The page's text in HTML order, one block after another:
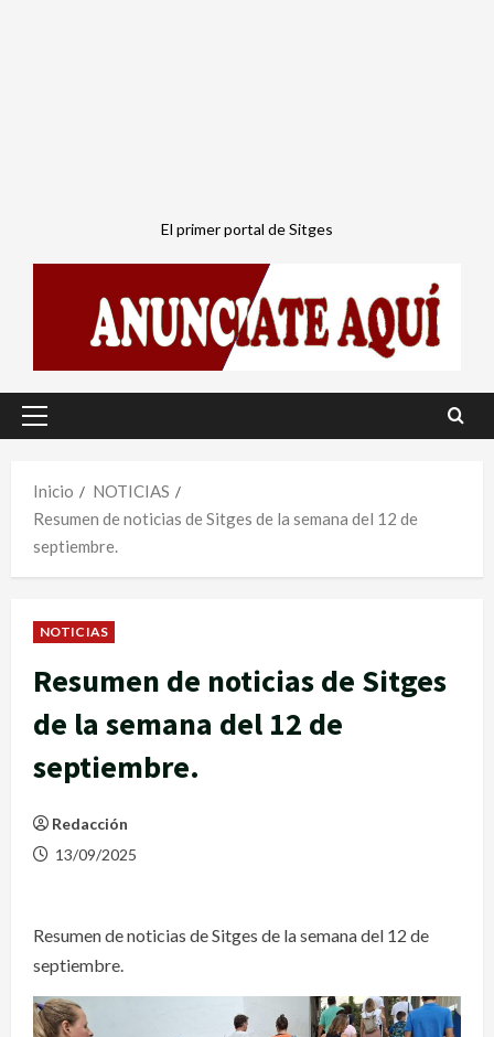
El primer portal de Sitges
Menú
Inicio
NOTICIAS
Resumen de noticias de Sitges de la semana del 12 de
septiembre.
NOTICIAS
Resumen de noticias de Sitges
de la semana del 12 de
septiembre.
Redacción
13/09/2025
Resumen de noticias de Sitges de la semana del 12 de
septiembre.